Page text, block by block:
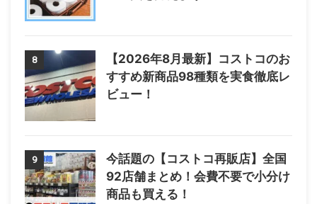
8
【2026年8月最新】コストコのお
すすめ新商品98種類を実食徹底レ
ビュー！
9
今話題の【コストコ再販店】全国
92店舗まとめ！会費不要で小分け
商品も買える！